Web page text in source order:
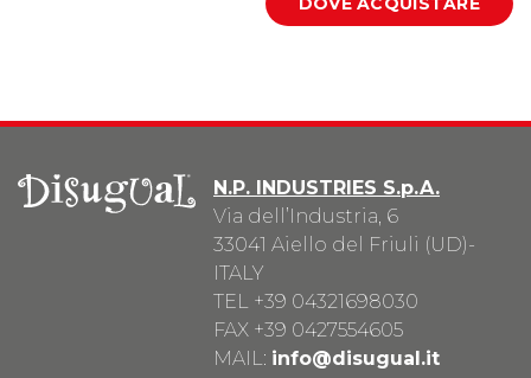
N.P. INDUSTRIES S.p.A.
Via dell’Industria, 6
33041 Aiello del Friuli (UD)-
ITALY
TEL +39 04321698030
FAX +39 0427554605
MAIL: info@disugual.it